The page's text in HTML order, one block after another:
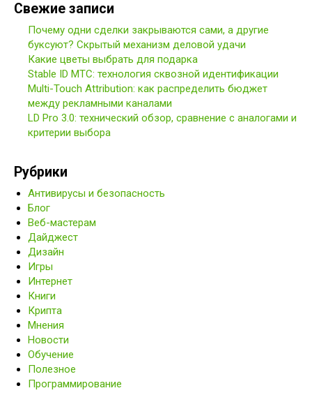
Свежие записи
Почему одни сделки закрываются сами, а другие
буксуют? Скрытый механизм деловой удачи
Какие цветы выбрать для подарка
Stable ID МТС: технология сквозной идентификации
Multi-Touch Attribution: как распределить бюджет
между рекламными каналами
LD Pro 3.0: технический обзор, сравнение с аналогами и
критерии выбора
Рубрики
Антивирусы и безопасность
Блог
Веб-мастерам
Дайджест
Дизайн
Игры
Интернет
Книги
Крипта
Мнения
Новости
Обучение
Полезное
Программирование